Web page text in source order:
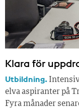
Klara för
Utbildning.
elva aspiranter på
Fyra månader